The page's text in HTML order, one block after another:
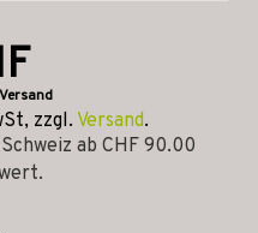
zzgl. Versand.
ab CHF 90.00